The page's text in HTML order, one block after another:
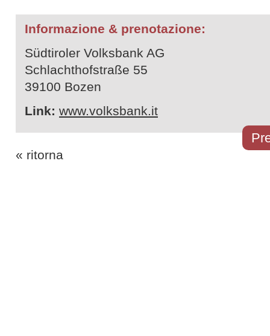
Informazione & prenotazione:
Südtiroler Volksbank AG
Schlachthofstraße 55
39100 Bozen
Link: www.volksbank.it
« ritorna